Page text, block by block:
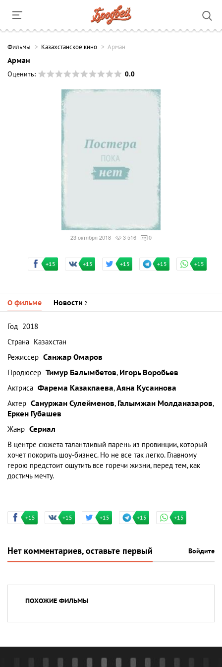
Фильмы Казахстанское кино Арман
Арман
Оценить:
0.0
23 октября 2018 3 516 0
+15 +15 +15 +15 +15
О фильме Новости 2
Год 2018
Страна
Казахстан
Режиссер Санжар Омаров
Продюсер Тимур Балымбетов, Игорь Воробьев
Актриса Фарема Казакпаева,Аяна Кусаинова
Актер Сануржан Сулейменов, Галымжан Молданазаров,
Еркен Губашев
Жанр Сериал
В центре сюжета талантливый парень из провинции, который
хочет покорить шоу-бизнес. Но не все так легко. Главному
герою предстоит ощутить все горечи жизни, перед тем, как
достичь мечту.
+15 +15 +15 +15 +15
Нет комментариев, оставьте первый Войдите
ПОХОЖИЕ ФИЛЬМЫ